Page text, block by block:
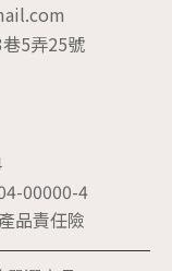
5弄25號
00000-4
品責任險